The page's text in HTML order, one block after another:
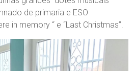
de primaria e ESO
in memory “ e “Last Christmas”.